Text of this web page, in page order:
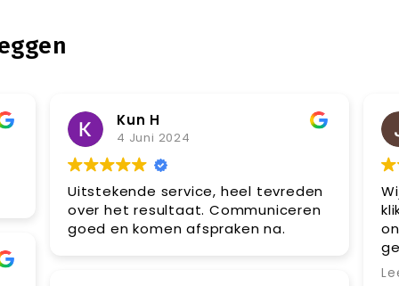
Kun H
4 Juni 2024
Uitstekende service, heel tevreden
over het resultaat. Communiceren
goed en komen afspraken na.